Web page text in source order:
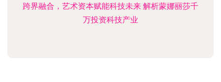
跨界融合，艺术资本赋能科技未来 解析蒙娜丽莎千
万投资科技产业